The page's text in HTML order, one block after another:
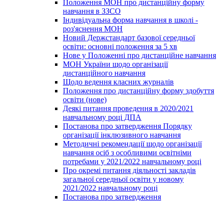
Положення МОН про дистанційну форму
навчання в ЗЗСО
Індивідуальна форма навчання в школі -
роз'яснення МОН
Новий Держстандарт базової середньої
освіти: основні положення за 5 хв
Нове у Положенні про дистанційне навчання
МОН України щодо організації
дистанційного навчання
Щодо ведення класних журналів
Положення про дистанційну форму здобуття
освіти (нове)
Деякі питання проведення в 2020/2021
навчальному році ДПА
Постанова про затвердження Порядку
організації інклюзивного навчання
Методичні рекомендації щодо організації
навчання осіб з особливими освітніми
потребами у 2021/2022 навчальному році
Про окремі питання діяльності закладів
загальної середньої освіти у новому
2021/2022 навчальному році
Постанова про затвердження